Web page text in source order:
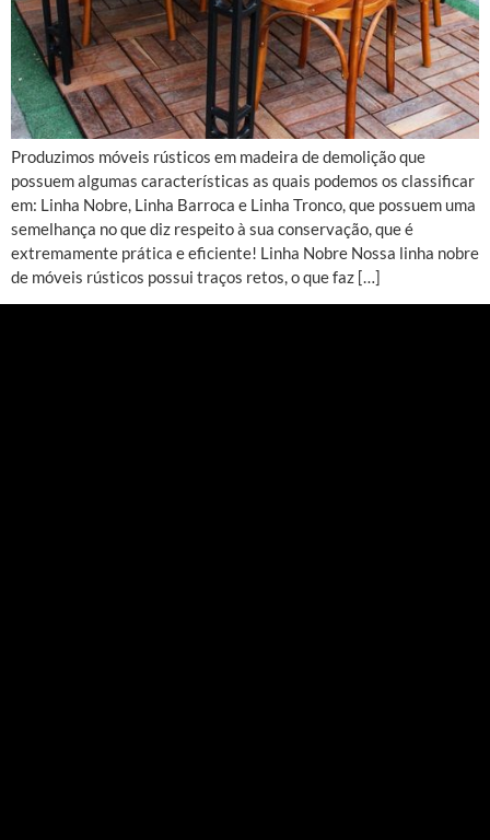
Produzimos móveis rústicos em madeira de demolição que
possuem algumas características as quais podemos os classificar
em: Linha Nobre, Linha Barroca e Linha Tronco, que possuem uma
semelhança no que diz respeito à sua conservação, que é
extremamente prática e eficiente! Linha Nobre Nossa linha nobre
de móveis rústicos possui traços retos, o que faz […]